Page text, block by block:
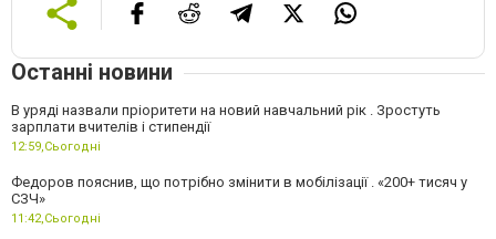
Останні новини
В уряді назвали пріоритети на новий навчальний рік . Зростуть
зарплати вчителів і стипендії
12:59,Сьогодні
Федоров пояснив, що потрібно змінити в мобілізації . «200+ тисяч у
СЗЧ»
11:42,Сьогодні